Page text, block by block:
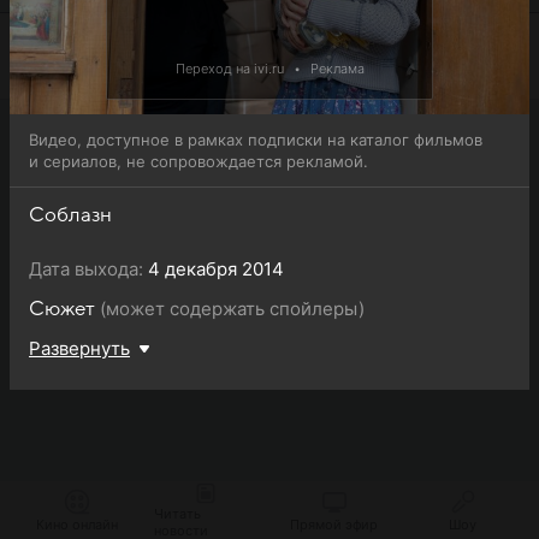
Переход на ivi.ru • Реклама
Видео, доступное в рамках подписки на каталог фильмов
и сериалов, не сопровождается рекламой.
Соблазн
Дата выхода: 4 декабря 2014
Сюжет (может содержать спойлеры)
Развернуть